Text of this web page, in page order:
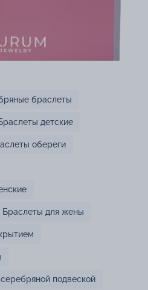
браслеты
детские
обереги
Браслеты для жены
подвеской